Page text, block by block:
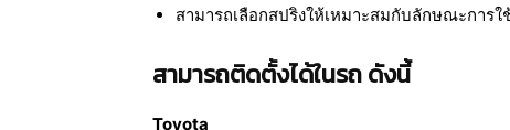
สามารถเลือกสปริงให้เหมาะสมกับลักษณะการใ
สามารถติดตั้งได้ในรถ ดังนี้
Toyota